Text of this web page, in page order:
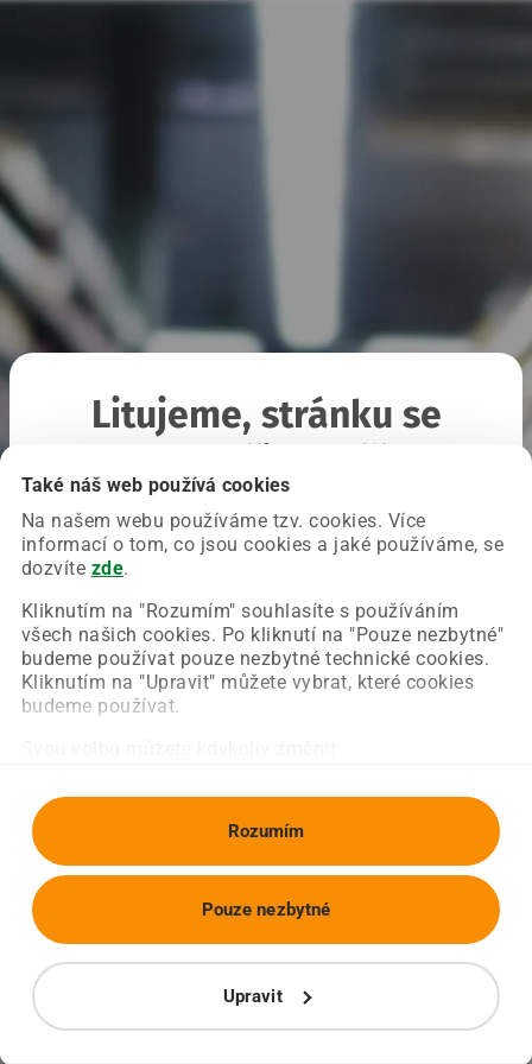
Také náš web používá cookies
Na našem webu používáme tzv. cookies. Více
informací o tom, co jsou cookies a jaké používáme, se
dozvíte zde.
Kliknutím na "Rozumím" souhlasíte s používáním
všech našich cookies. Po kliknutí na "Pouze nezbytné"
budeme používat pouze nezbytné technické cookies.
Kliknutím na "Upravit" můžete vybrat, které cookies
budeme používat.
Rozumím
Upravit
Pouze nezbytné
Litujeme, stránku se
Chyba nastala na naší straně a už ji opravujeme.
Zkuste prosím znovu načíst požadovanou stránku.
Obnovit stránku Úvodní strana